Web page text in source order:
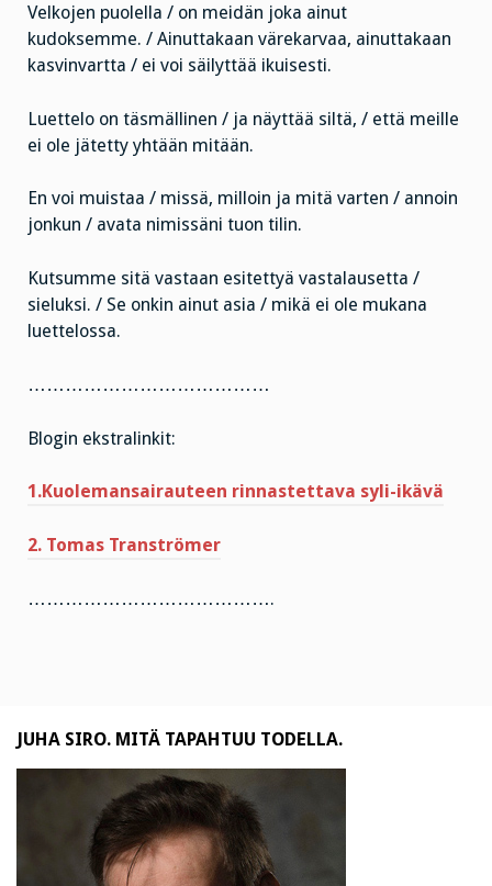
Velkojen puolella / on meidän joka ainut
kudoksemme. / Ainuttakaan värekarvaa, ainuttakaan
kasvinvartta / ei voi säilyttää ikuisesti.
Luettelo on täsmällinen / ja näyttää siltä, / että meille
ei ole jätetty yhtään mitään.
En voi muistaa / missä, milloin ja mitä varten / annoin
jonkun / avata nimissäni tuon tilin.
Kutsumme sitä vastaan esitettyä vastalausetta /
sieluksi. / Se onkin ainut asia / mikä ei ole mukana
luettelossa.
…………………………………
Blogin ekstralinkit:
1.Kuolemansairauteen rinnastettava syli-ikävä
2. Tomas Tranströmer
………………………………….
JUHA SIRO. MITÄ TAPAHTUU TODELLA.